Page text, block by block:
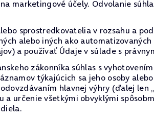
marketingové účely. Odvolanie
sprostredkovatelia v rozsahu a
alebo iných ako
a používať Údaje v súlade s
zákonníka súhlas s
týkajúcich sa jeho osoby
hlavnej výhry (ďalej len
určenie všetkými obvyklými